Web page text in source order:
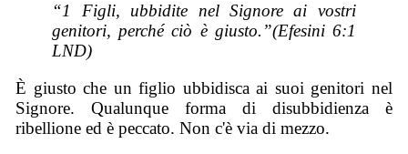
“1 Figli, ubbidite nel Signore ai vostri
genitori, perché ciò è giusto.”(Efesini 6:1
LND)
È giusto che un figlio ubbidisca ai suoi genitori nel
Signore. Qualunque forma di disubbidienza è
ribellione ed è peccato. Non c'è via di mezzo.